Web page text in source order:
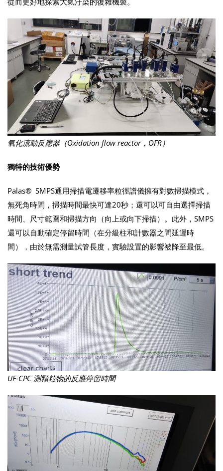
氧化流動反應器（Oxidation flow reactor， OFR ）
獨特的技術優勢
Palas® SMPS通用掃描電遷移率粒徑譜儀擁有對數掃描模式，
無死角時間，掃描時間最快可達20秒；還可以可自由選擇掃描
時間、尺寸範圍和掃描方向（向上或向下掃描）。此外，SMPS
還可以自動確定停留時間（在分級柱和計數器之間延遲時
間），由於無需測量試管長度，實驗設置的影響被降至最低。
UF-CPC 測顆粒物的反應停留時間